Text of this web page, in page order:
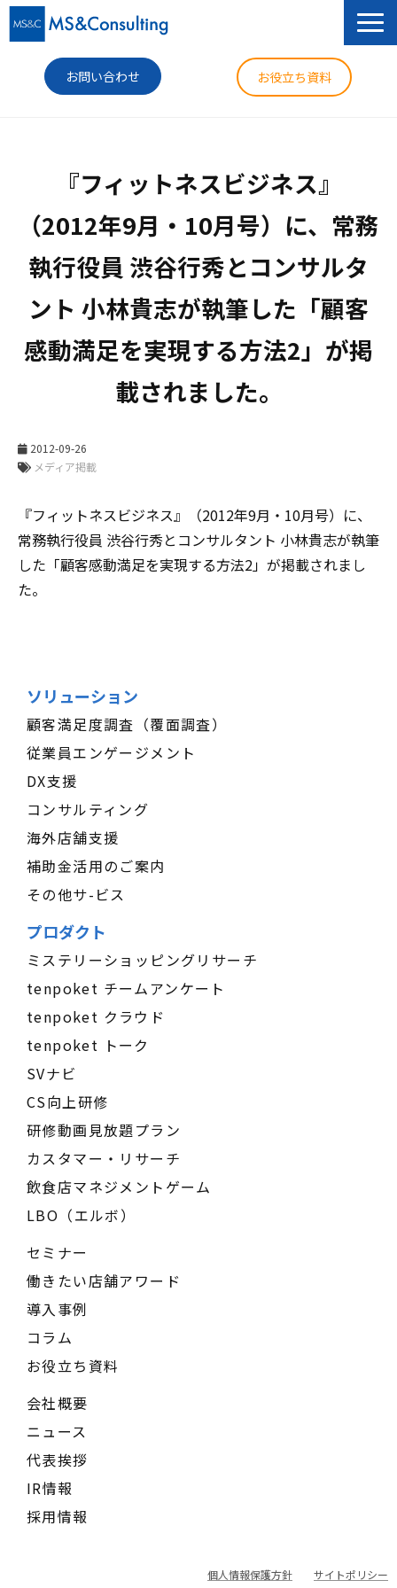
お問い合わせ お役立ち資料
導入事例
コラム
ニュース
企業情報
『フィットネスビジネス』
（2012年9月・10月号）に、常務
執行役員 渋谷行秀とコンサルタ
ント 小林貴志が執筆した「顧客
感動満足を実現する方法2」が掲
載されました。
2012-09-26
メディア掲載
『フィットネスビジネス』（2012年9月・10月号）に、
常務執行役員 渋谷行秀とコンサルタント 小林貴志が執筆
した「顧客感動満足を実現する方法2」が掲載されまし
た。
ソリューション
顧客満足度調査（覆面調査）
従業員エンゲージメント
DX支援
コンサルティング
海外店舗支援
補助金活用のご案内
その他サ-ビス
プロダクト
ミステリーショッピングリサーチ
tenpoket チームアンケート
tenpoket クラウド
tenpoket トーク
SVナビ
CS向上研修
研修動画見放題プラン
カスタマー・リサーチ
飲食店マネジメントゲーム
LBO（エルボ）
セミナー
働きたい店舗アワード
導入事例
コラム
お役立ち資料
会社概要
ニュース
代表挨拶
IR情報
採用情報
個人情報保護方針 サイトポリシー